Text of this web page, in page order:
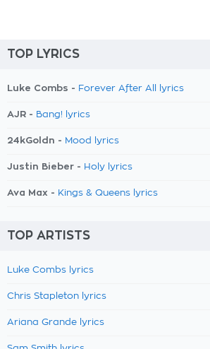
TOP LYRICS
Luke Combs - Forever After All lyrics
AJR - Bang! lyrics
24kGoldn - Mood lyrics
Justin Bieber - Holy lyrics
Ava Max - Kings & Queens lyrics
TOP ARTISTS
Luke Combs lyrics
Chris Stapleton lyrics
Ariana Grande lyrics